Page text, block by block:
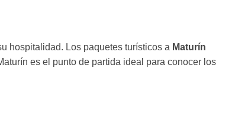
hospitalidad. Los paquetes turísticos a Maturín
es el punto de partida ideal para conocer los